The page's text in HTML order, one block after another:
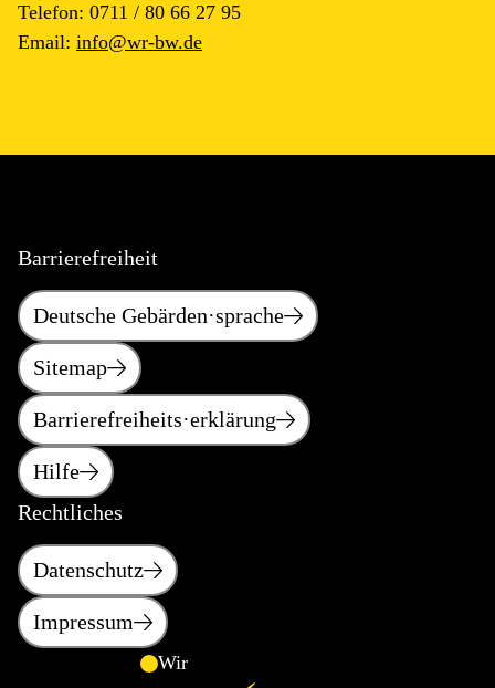
Telefon: 0711 / 80 66 27 95
Email: info@wr-bw.de
Barrierefreiheit
Deutsche Gebärden·sprache
Sitemap
Barrierefreiheits·erklärung
Hilfe
Rechtliches
Datenschutz
Impressum
Wir